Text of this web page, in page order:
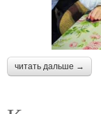
читать дальше →